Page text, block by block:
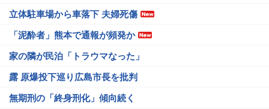
立体駐車場から車落下 夫婦死傷
「泥酔者」熊本で通報が頻発か
家の隣が民泊「トラウマなった」
露 原爆投下巡り広島市長を批判
無期刑の「終身刑化」傾向続く